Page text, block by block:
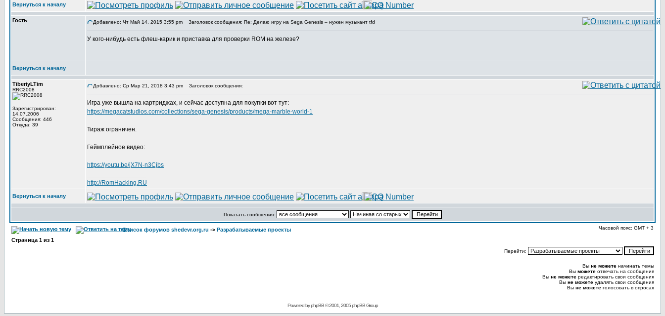
Вернуться к началу
Гость Добавлено: Чт Май 14, 2015 3:55 pm Заголовок сообщения: Re: Делаю игру на Sega Genesis – нужен музыкант tfd
У кого-нибудь есть флеш-карик и приставка для проверки ROM на железе?
Вернуться к началу
TiberiyLTim
RRC2008
Зарегистрирован:
14.07.2006
Сообщения: 446
Откуда: 39
Добавлено: Ср Мар 21, 2018 3:43 pm Заголовок сообщения:
Игра уже вышла на картриджах, и сейчас доступна для покупки вот тут:
https://megacatstudios.com/collections/sega-genesis/products/mega-marble-world-1
Тираж ограничен.
Геймплейное видео:
https://youtu.be/jX7N-n3Cjbs
http://RomHacking.RU
Вернуться к началу
Показать сообщения:
Список форумов shedevr.org.ru -> Разрабатываемые проекты Часовой пояс: GMT + 3
Страница 1 из 1
Перейти:
Вы не можете начинать темы
Вы можете отвечать на сообщения
Вы не можете редактировать свои сообщения
Вы не можете удалять свои сообщения
Вы не можете голосовать в опросах
Powered byphpBB© 2001, 2005 phpBB Group